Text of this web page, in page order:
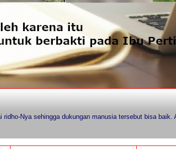
Nya sehingga dukungan manusia tersebut bisa baik.